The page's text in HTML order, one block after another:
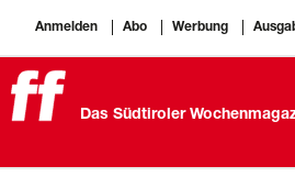
Anmelden Abo Werbung
Das Südtiroler